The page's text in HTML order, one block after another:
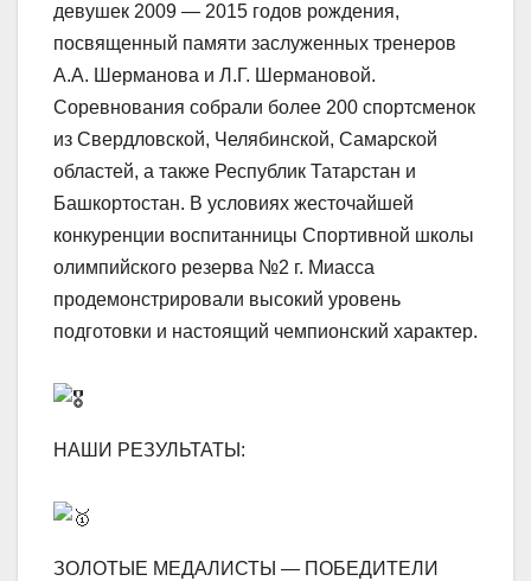
девушек 2009 — 2015 годов рождения,
посвященный памяти заслуженных тренеров
А.А. Шерманова и Л.Г. Шермановой.
Соревнования собрали более 200 спортсменок
из Свердловской, Челябинской, Самарской
областей, а также Республик Татарстан и
Башкортостан. В условиях жесточайшей
конкуренции воспитанницы Спортивной школы
олимпийского резерва №2 г. Миасса
продемонстрировали высокий уровень
подготовки и настоящий чемпионский характер.
НАШИ РЕЗУЛЬТАТЫ:
ЗОЛОТЫЕ МЕДАЛИСТЫ — ПОБЕДИТЕЛИ